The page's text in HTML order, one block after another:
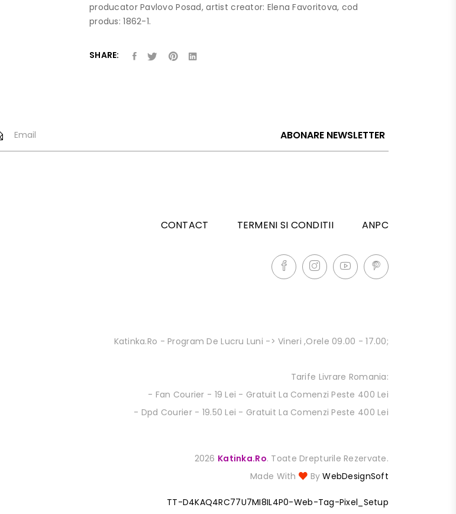
producator Pavlovo Posad, artist creator: Elena Favoritova, cod
produs: 1862-1.
SHARE:
ABONARE NEWSLETTER
CONTACT TERMENI SI CONDITII ANPC
Katinka.ro - Program De Lucru Luni -> Vineri ,orele 09.00 - 17.00;
Tarife Livrare Romania:
- Fan Courier - 19 Lei - Gratuit La Comenzi Peste 400 Lei
- Dpd Courier - 19.50 Lei - Gratuit La Comenzi Peste 400 Lei
2026 Katinka.ro. Toate Drepturile Rezervate.
Made With
ByWebDesignSoft
TT-D4KAQ4RC77U7MI8IL4P0-Web-Tag-Pixel_Setup